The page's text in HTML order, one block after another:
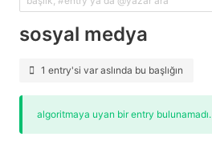
sosyal medya
1 entry'si var aslında bu başlığın
algoritmaya uyan bir entry bulunamadı.